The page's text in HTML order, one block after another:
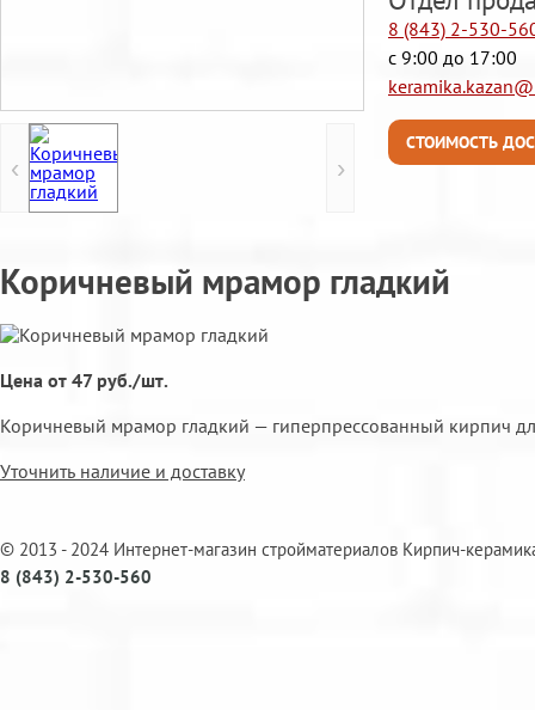
‹ ›
8 (843) 2-530-
с 9:00 до 17:00
СТОИМОСТЬ
Коричневый мрамор гладкий
Цена от 47 руб./шт.
Коричневый мрамор гладкий — гиперпрессованный кирпич
Уточнить наличие и доставку
© 2013 - 2024 Интернет-магазин стройматериалов Кирпич-
8 (843) 2-530-560